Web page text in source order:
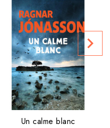
Un calme blanc
navigate_next